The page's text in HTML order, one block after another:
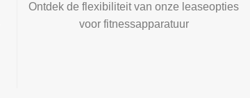
Ontdek de flexibiliteit van onze leaseopties
voor fitnessapparatuur